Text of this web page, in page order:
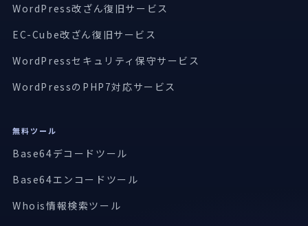
WordPress改ざん復旧サービス
EC-Cube改ざん復旧サービス
WordPressセキュリティ保守サービス
WordPressのPHP7対応サービス
無料ツール
Base64デコードツール
Base64エンコードツール
Whois情報検索ツール